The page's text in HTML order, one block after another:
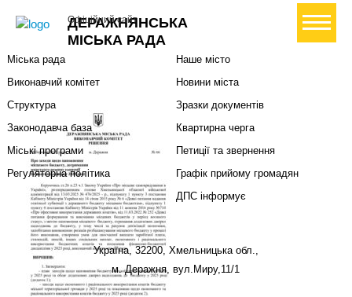
ДЕРАЖНЯНСЬКА
МІСЬКА РАДА
Офіційний сайт+ Створити петицію
Міський голова
Міська рада
Виконавчий комітет
Структура
Законодавча база
Міські програми
Регуляторна політика
Наше місто
Новини міста
Зразки документів
Квартирна черга
Петиції та звернення
Графік прийому громадян
ДПС інформує
Україна, 32200, Хмельницька обл.,
м. Деражня, вул.Миру,11/1